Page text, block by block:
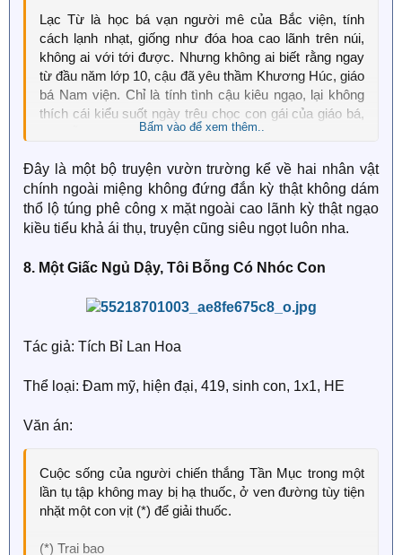
cho đôi bên,
Kỷ Du bi thương phát hiện rằng --
Sao nữ chính không thích nam chủ cũng không thích
nam phụ mà lại đi để mắt tới mình vậy?
cũng càng ngày càng là lạ thế..
Lạc Từ là học bá vạn người mê của Bắc viện, tính
cách lạnh nhạt, giống như đóa hoa cao lãnh trên núi,
không ai với tới được. Nhưng không ai biết rằng ngay
từ đầu năm lớp 10, cậu đã yêu thầm Khương Húc, giáo
bá Nam viện. Chỉ là tính tình cậu kiêu ngạo, lại không
thích cái kiểu suốt ngày trêu chọc con gái của giáo bá,
nên vẫn luôn không chịu tỏ tình.
Cho đến khi hai viện Nam - Bắc sáp nhập thành một
trường, Khương Húc lại dám chủ động tán tỉnh cậu!
Một hôm trời mưa, Khương Húc nhét một tay vào túi
mặt cậu:
"Lớp trưởng, nếu không mang ô thì anh che cho cậu
Lạc Từ lạnh lùng từ chối: "Không cần, tôi có mang."
Vừa nói, tay lại thò vào cặp, dùng sức mạnh tay bẻ gãy
Cậu bung ô ra, nhìn thấy khung bị gãy, hàng mày đẹp
nhíu lại:
"Sao lại gãy rồi?"
Khương Húc lập tức bung ô của mình, giơ lên che cho
Bấm vào để xem thêm..
Đây là một bộ truyện vườn trường kể về hai nhân vật
chính ngoài miệng không đứng đắn kỳ thật không dám
thổ lộ túng phê công x mặt ngoài cao lãnh kỳ thật ngạo
kiều tiểu khả ái thụ, truyện cũng siêu ngọt luôn nha.
8. Một Giấc Ngủ Dậy, Tôi Bỗng Có Nhóc Con
Tác giả: Tích Bỉ Lan Hoa
Thể loại: Đam mỹ, hiện đại, 419, sinh con, 1x1, HE
Văn án:
Cuộc sống của người chiến thắng Tần Mục trong một
lần tụ tập không may bị hạ thuốc, ở ven đường tùy tiện
nhặt một con vịt (*) để giải thuốc.
(*) Trai bao